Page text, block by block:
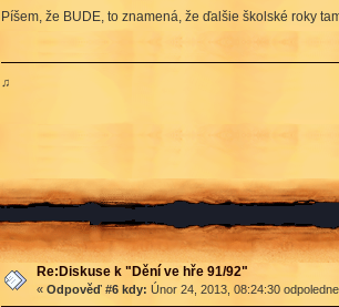
Píšem, že BUDE, to znamená, že ďalšie školské roky
♫
Re:Diskuse k "Dění ve hře 91/92"
« Odpověď #6 kdy: Únor 24, 2013, 08:24:30